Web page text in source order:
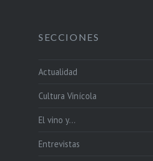
SECCIONES
Actualidad
Cultura Vinícola
El vino y…
Entrevistas